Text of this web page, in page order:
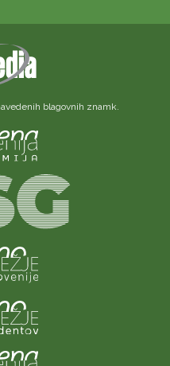
blagovnih znamk.